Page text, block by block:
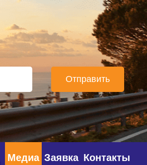
Медиа Заявка Контакты